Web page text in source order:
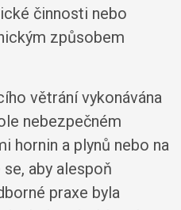
činnosti nebo
způsobem
větrání vykonávána
nebezpečném
hornin a plynů nebo na
aby alespoň
praxe byla